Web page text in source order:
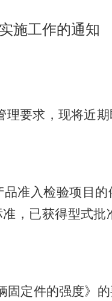
施工作的通知
理要求 ， 现将近
准入检验项目的
， 已获得型式批
固定件的强度》